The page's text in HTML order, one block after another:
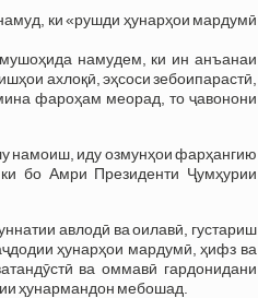
ки «рушди ҳунарҳои мардумӣ
намудем, ки ин анъанаи
ахлоқӣ, эҳсоси зебоипарастӣ,
фароҳам меорад, то ҷавонони
намоиш, иду озмунҳои фарҳангию
бо Амри Президенти Ҷумҳурии
авлодӣ ва оилавӣ, густариш
ҳунарҳои мардумӣ, ҳифз ва
ва оммавӣ гардонидани
ҳунармандон мебошад.